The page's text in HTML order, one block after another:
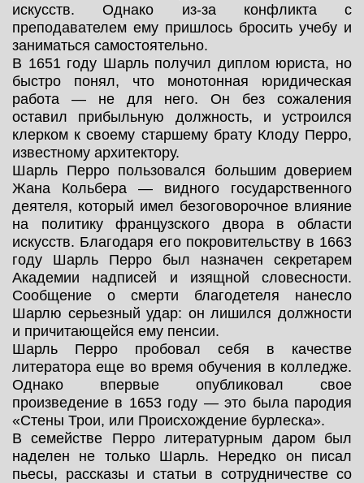
искусств. Однако из-за конфликта с
преподавателем ему пришлось бросить учебу и
заниматься самостоятельно.
В 1651 году Шарль получил диплом юриста, но
быстро понял, что монотонная юридическая
работа — не для него. Он без сожаления
оставил прибыльную должность, и устроился
клерком к своему старшему брату Клоду Перро,
известному архитектору.
Шарль Перро пользовался большим доверием
Жана Кольбера — видного государственного
деятеля, который имел безоговорочное влияние
на политику французского двора в области
искусств. Благодаря его покровительству в 1663
году Шарль Перро был назначен секретарем
Академии надписей и изящной словесности.
Сообщение о смерти благодетеля нанесло
Шарлю серьезный удар: он лишился должности
и причитающейся ему пенсии.
Шарль Перро пробовал себя в качестве
литератора еще во время обучения в колледже.
Однако впервые опубликовал свое
произведение в 1653 году — это была пародия
«Стены Трои, или Происхождение бурлеска».
В семействе Перро литературным даром был
наделен не только Шарль. Нередко он писал
пьесы, рассказы и статьи в сотрудничестве со